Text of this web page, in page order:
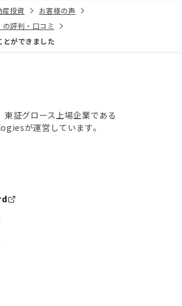
産投資
お客様の声
の評判・口コミ
とができました
東証グロース上場企業である
が運営しています。